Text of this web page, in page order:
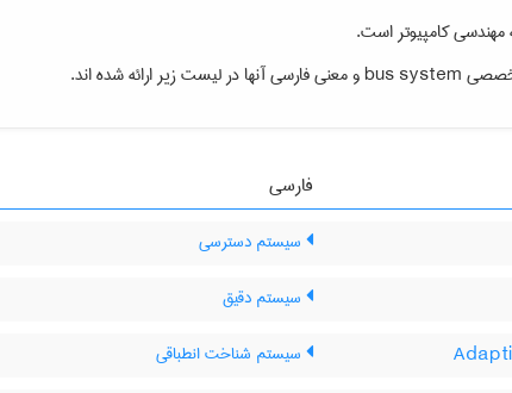
مهندسی كامپيوتراست.
bus systemو معنی فارسی آنها در لیست زیر ارائه شده اند.
فارسی
سیستم دسترسی
سیستم دقیق
سیستم شناخت انطباقی